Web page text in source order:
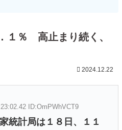
１％ 高止まり続く、
2024.12.22
ID:OmPWhVCT9
統計局は１８日、１１